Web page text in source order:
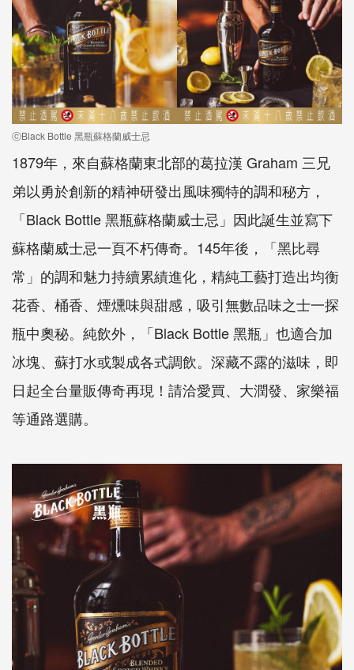
ⓒBlack Bottle 黑瓶蘇格蘭威士忌
1879年，來自蘇格蘭東北部的葛拉漢 Graham 三兄
弟以勇於創新的精神研發出風味獨特的調和秘方，
「Black Bottle 黑瓶蘇格蘭威士忌」因此誕生並寫下
蘇格蘭威士忌一頁不朽傳奇。145年後，「黑比尋
常」的調和魅力持續累績進化，精純工藝打造出均衡
花香、桶香、煙燻味與甜感，吸引無數品味之士一探
瓶中奧秘。純飲外，「Black Bottle 黑瓶」也適合加
冰塊、蘇打水或製成各式調飲。深藏不露的滋味，即
日起全台量販傳奇再現！請洽愛買、大潤發、家樂福
等通路選購。